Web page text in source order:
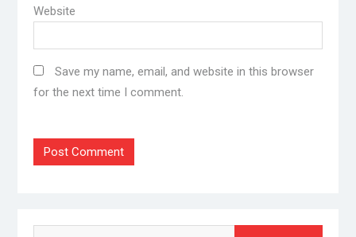
Website
Save my name, email, and website in this browser
for the next time I comment.